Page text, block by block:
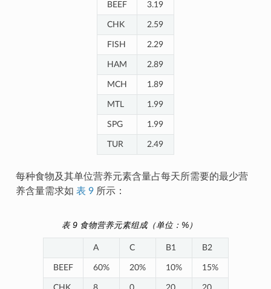
BEEF 3.19
CHK 2.59
FISH 2.29
HAM 2.89
MCH 1.89
MTL 1.99
SPG 1.99
TUR 2.49
每种食物及其单位营养元素含量占每天所需要的最少营
养含量需求如 表 9所示：
表 9 食物营养元素组成（单位：%）
A C B1 B2
BEEF 60% 20% 10% 15%